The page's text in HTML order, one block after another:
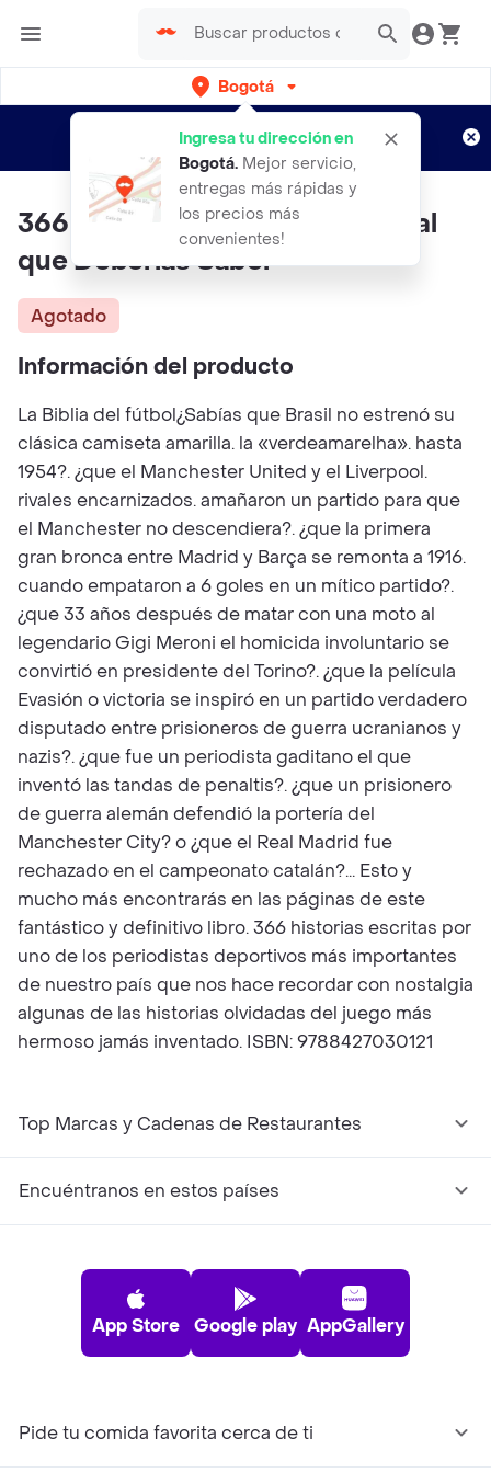
Bogotá
Ingresa tu dirección en
Bogotá. Mejor servicio,
entregas más rápidas y
los precios más
convenientes!
envíos gratis por semanas
Aplican TyC
366 Historias del Fútbol Mundial
que Deberías Saber
Agotado
Información del producto
La Biblia del fútbol¿Sabías que Brasil no estrenó su
clásica camiseta amarilla. la «verdeamarelha». hasta
1954?. ¿que el Manchester United y el Liverpool.
rivales encarnizados. amañaron un partido para que
el Manchester no descendiera?. ¿que la primera
gran bronca entre Madrid y Barça se remonta a 1916.
cuando empataron a 6 goles en un mítico partido?.
¿que 33 años después de matar con una moto al
legendario Gigi Meroni el homicida involuntario se
convirtió en presidente del Torino?. ¿que la película
Evasión o victoria se inspiró en un partido verdadero
disputado entre prisioneros de guerra ucranianos y
nazis?. ¿que fue un periodista gaditano el que
inventó las tandas de penaltis?. ¿que un prisionero
de guerra alemán defendió la portería del
Manchester City? o ¿que el Real Madrid fue
rechazado en el campeonato catalán?... Esto y
mucho más encontrarás en las páginas de este
fantástico y definitivo libro. 366 historias escritas por
uno de los periodistas deportivos más importantes
de nuestro país que nos hace recordar con nostalgia
algunas de las historias olvidadas del juego más
hermoso jamás inventado. ISBN: 9788427030121
Top Marcas y Cadenas de Restaurantes
Encuéntranos en estos países
App Store Google play AppGallery
Pide tu comida favorita cerca de ti